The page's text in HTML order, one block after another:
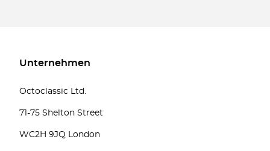
Unternehmen
Octoclassic Ltd.
71-75 Shelton Street
WC2H 9JQ London